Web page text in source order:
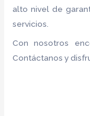
alto nivel de
servicios.
Con nosotros
Contáctanos y